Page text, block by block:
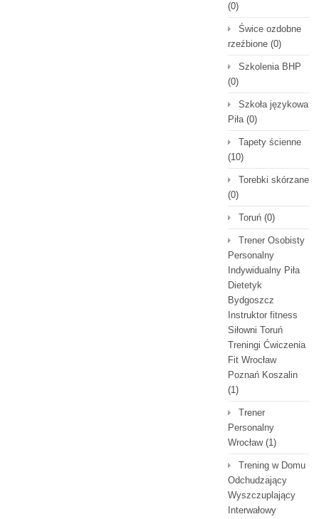
(0)
Świce ozdobne
rzeźbione (0)
Szkolenia BHP
(0)
Szkoła językowa
Piła(0)
Tapety ścienne
(10)
Torebki skórzane
(0)
Toruń (0)
Trener Osobisty
Personalny
Indywidualny Piła
Dietetyk
Bydgoszcz
Instruktor fitness
Siłowni Toruń
Treningi Ćwiczenia
Fit Wrocław
Poznań Koszalin
(1)
Trener
Personalny
Wrocław(1)
Trening w Domu
Odchudzający
Wyszczuplający
Interwałowy